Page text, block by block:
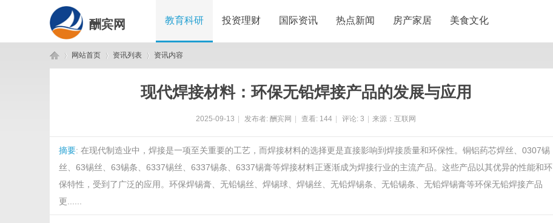
酬宾网 教育科研 投资理财 国际资讯 热点新闻 房产家居 美食文化
网站首页 资讯列表 资讯内容
现代焊接材料：环保无铅焊接产品的发展与应用
2025-09-13 发布者: 酬宾网 查看: 144 评论: 3 来源：互联网
摘要: 在现代制造业中，焊接是一项至关重要的工艺，而焊接材料的选择更是直接影响到焊接质量和环保性。铜铝药芯焊丝、0307锡
丝、63锡丝、63锡条、6337锡丝、6337锡条、6337锡膏等焊接材料正逐渐成为焊接行业的主流产品。这些产品以其优异的性能和环
保特性，受到了广泛的应用。环保焊锡膏、无铅锡丝、焊锡球、焊锡丝、无铅焊锡条、无铅锡条、无铅焊锡膏等环保无铅焊接产品
更......